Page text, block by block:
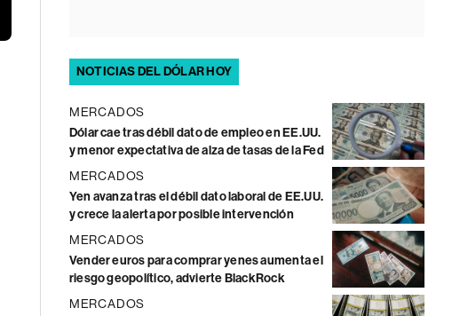
NOTICIAS DEL DÓLAR HOY
MERCADOS
Dólar cae tras débil dato de empleo en EE.UU.
y menor expectativa de alza de tasas de la Fed
MERCADOS
Yen avanza tras el débil dato laboral de EE.UU.
y crece la alerta por posible intervención
MERCADOS
Vender euros para comprar yenes aumenta el
riesgo geopolítico, advierte BlackRock
MERCADOS